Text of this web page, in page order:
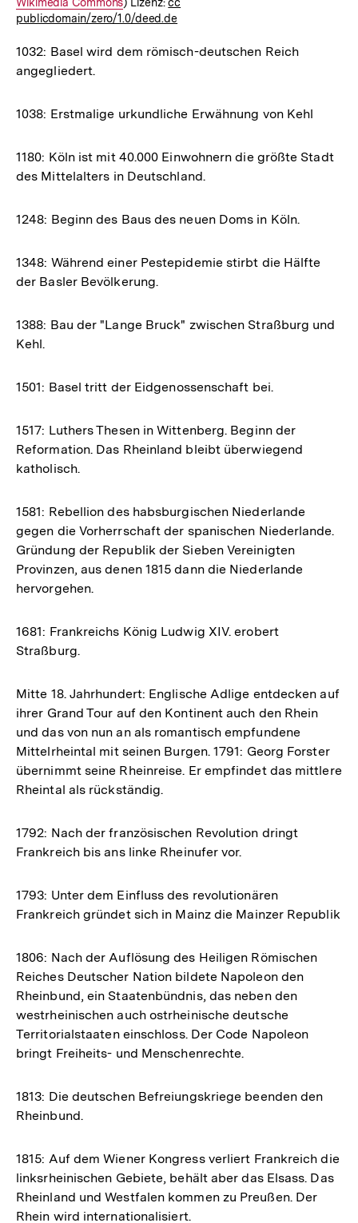
Wikimedia Commons) Lizenz:cc
publicdomain/zero/1.0/deed.de
1032: Basel wird dem römisch-deutschen Reich
angegliedert.
1038: Erstmalige urkundliche Erwähnung von Kehl
1180: Köln ist mit 40.000 Einwohnern die größte Stadt
des Mittelalters in Deutschland.
1248: Beginn des Baus des neuen Doms in Köln.
1348: Während einer Pestepidemie stirbt die Hälfte
der Basler Bevölkerung.
1388: Bau der "Lange Bruck" zwischen Straßburg und
Kehl.
1501: Basel tritt der Eidgenossenschaft bei.
1517: Luthers Thesen in Wittenberg. Beginn der
Reformation. Das Rheinland bleibt überwiegend
katholisch.
1581: Rebellion des habsburgischen Niederlande
gegen die Vorherrschaft der spanischen Niederlande.
Gründung der Republik der Sieben Vereinigten
Provinzen, aus denen 1815 dann die Niederlande
hervorgehen.
1681: Frankreichs König Ludwig XIV. erobert
Straßburg.
Mitte 18. Jahrhundert: Englische Adlige entdecken auf
ihrer Grand Tour auf den Kontinent auch den Rhein
und das von nun an als romantisch empfundene
Mittelrheintal mit seinen Burgen. 1791: Georg Forster
übernimmt seine Rheinreise. Er empfindet das mittlere
Rheintal als rückständig.
1792: Nach der französischen Revolution dringt
Frankreich bis ans linke Rheinufer vor.
1793: Unter dem Einfluss des revolutionären
Frankreich gründet sich in Mainz die Mainzer Republik
1806: Nach der Auflösung des Heiligen Römischen
Reiches Deutscher Nation bildete Napoleon den
Rheinbund, ein Staatenbündnis, das neben den
westrheinischen auch ostrheinische deutsche
Territorialstaaten einschloss. Der Code Napoleon
bringt Freiheits- und Menschenrechte.
1813: Die deutschen Befreiungskriege beenden den
Rheinbund.
1815: Auf dem Wiener Kongress verliert Frankreich die
linksrheinischen Gebiete, behält aber das Elsass. Das
Rheinland und Westfalen kommen zu Preußen. Der
Rhein wird internationalisiert.